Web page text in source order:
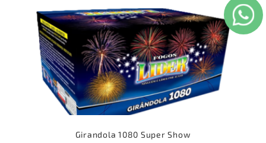
Girandola 1080 Super Show